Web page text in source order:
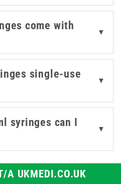
purposes, the 2.5ml
across healthcare
come with
▼
single-use
▼
syringes can I
▼
A UKMEDI.CO.UK